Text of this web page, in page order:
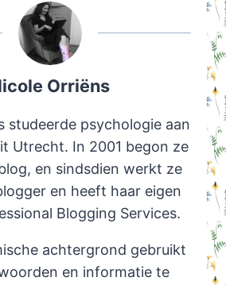
Orriëns
studeerde psychologie aan
Utrecht. In 2001 begon ze
en sindsdien werkt ze
en heeft haar eigen
Blogging Services.
achtergrond gebruikt
en informatie te